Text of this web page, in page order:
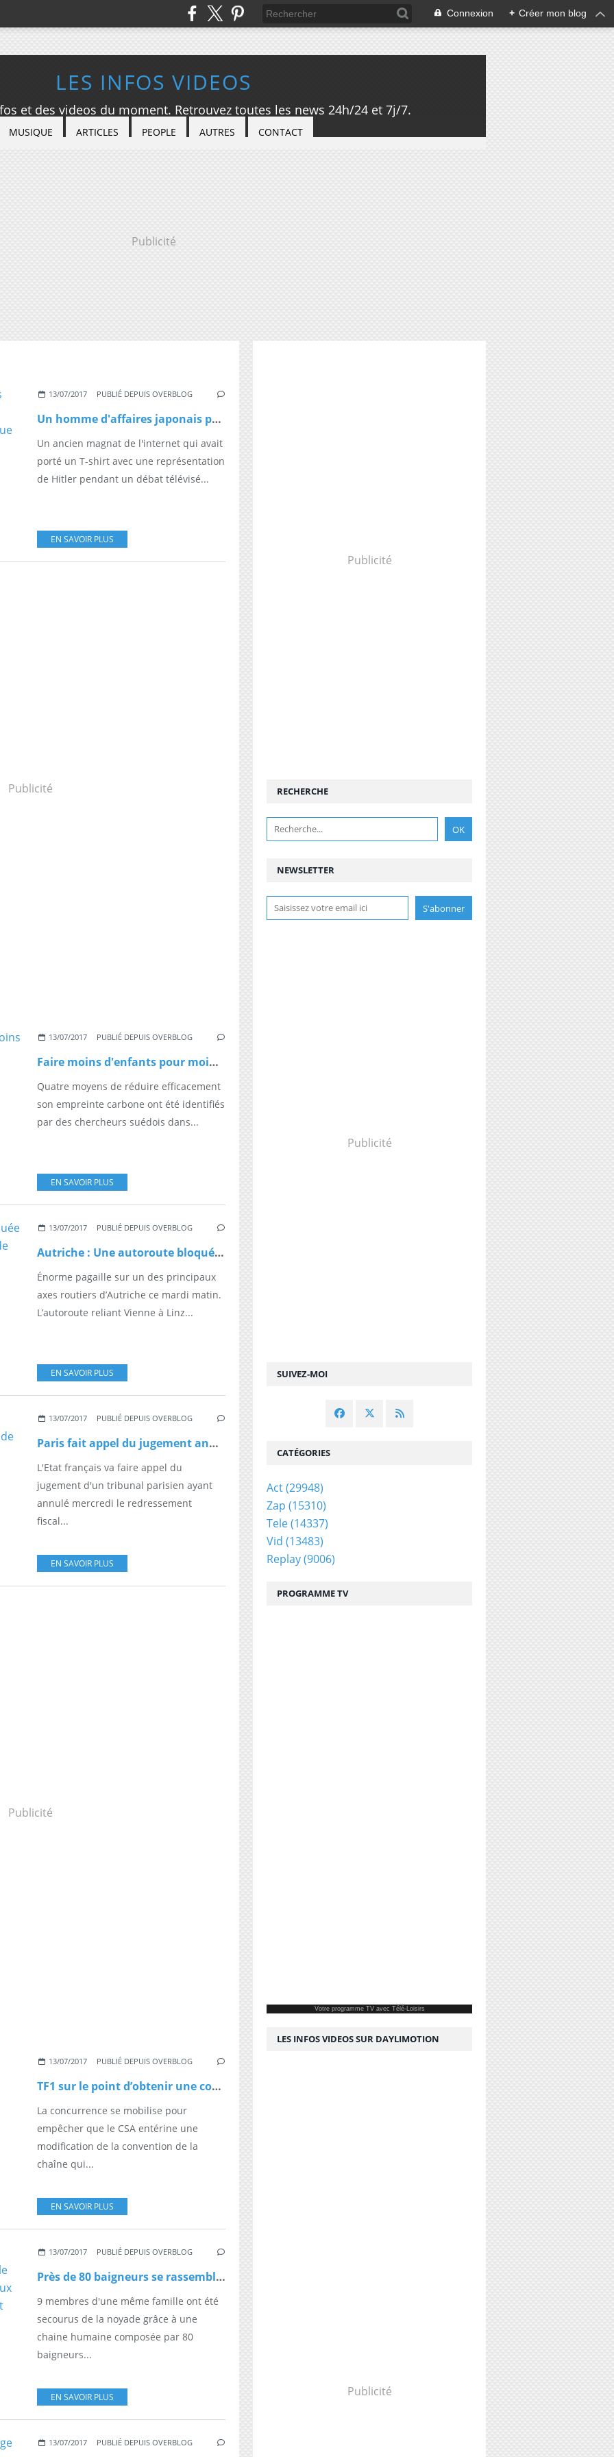
Connexion + Créer mon blog
LES INFOS VIDEOS
et des videos du moment. Retrouvez toutes les news 24h/24 et 7j/7.
MUSIQUE ARTICLES PEOPLE AUTRES CONTACT
Publicité
13/07/2017 PUBLIÉ DEPUIS OVERBLOG
Un homme d'affaires japonais porte un tee-shirt avec la tête d'Hitler à la télévision et provoque un scandale
Un ancien magnat de l'internet qui avait
porté un T-shirt avec une représentation
de Hitler pendant un débat télévisé...
EN SAVOIR PLUS
Publicité
13/07/2017 PUBLIÉ DEPUIS OVERBLOG
Faire moins d'enfants pour moins polluer ?
Quatre moyens de réduire efficacement
son empreinte carbone ont été identifiés
par des chercheurs suédois dans...
EN SAVOIR PLUS
13/07/2017 PUBLIÉ DEPUIS OVERBLOG
Autriche : Une autoroute bloquée pendant cinq heures à cause... de milliers de poules tombées du chargement d'un camion
Énorme pagaille sur un des principaux
axes routiers d’Autriche ce mardi matin.
L’autoroute reliant Vienne à Linz...
EN SAVOIR PLUS
13/07/2017 PUBLIÉ DEPUIS OVERBLOG
Paris fait appel du jugement annulant le redressement fiscal de Google
L'Etat français va faire appel du
jugement d'un tribunal parisien ayant
annulé mercredi le redressement
fiscal...
EN SAVOIR PLUS
Publicité
13/07/2017 PUBLIÉ DEPUIS OVERBLOG
TF1 sur le point d’obtenir une coupure de publicité dans ses journaux
La concurrence se mobilise pour
empêcher que le CSA entérine une
modification de la convention de la
chaîne qui...
EN SAVOIR PLUS
13/07/2017 PUBLIÉ DEPUIS OVERBLOG
Près de 80 baigneurs se rassemblent dans une incroyable chaîne humaine pour sauver deux enfants emportés par le courant
9 membres d'une même famille ont été
secourus de la noyade grâce à une
chaine humaine composée par 80
baigneurs...
EN SAVOIR PLUS
13/07/2017 PUBLIÉ DEPUIS OVERBLOG
Publicité
NEWSLETTER
SUIVEZ-MOI
RECHERCHE
Publicité
CATÉGORIES
Act(29948)
Zap (15310)
Tele(14337)
Vid (13483)
Replay(9006)
PROGRAMME TV
Votre programme TVavec Télé-Loisirs
LES INFOS VIDEOS SUR DAYLIMOTION
Publicité